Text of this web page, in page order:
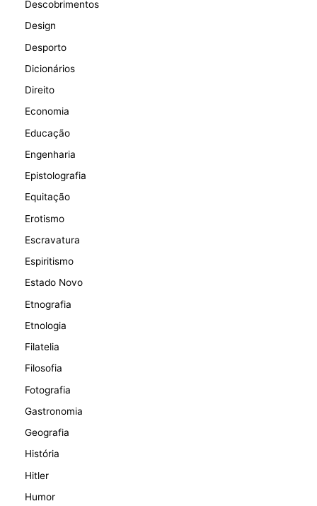
Descobrimentos
Design
Desporto
Dicionários
Direito
Economia
Educação
Engenharia
Epistolografia
Equitação
Erotismo
Escravatura
Espiritismo
Estado Novo
Etnografia
Etnologia
Filatelia
Filosofia
Fotografia
Gastronomia
Geografia
História
Hitler
Humor